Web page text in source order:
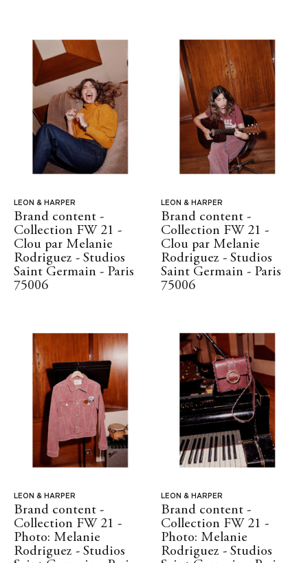
LEON & HARPER
Brand content -
Collection FW 21 -
Clou par Melanie
Rodriguez - Studios
Saint Germain - Paris
75006
LEON & HARPER
Brand content -
Collection FW 21 -
Clou par Melanie
Rodriguez - Studios
Saint Germain - Paris
75006
LEON & HARPER
Brand content -
Collection FW 21 -
Photo: Melanie
Rodriguez - Studios
LEON & HARPER
Brand content -
Collection FW 21 -
Photo: Melanie
Rodriguez - Studios